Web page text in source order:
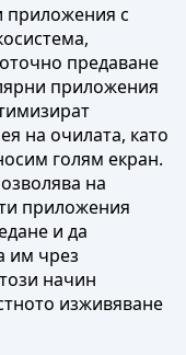
приложения с
предаване
приложения
на очилата, като
голям екран.
на
приложения
и да
им чрез
начин
изживяване